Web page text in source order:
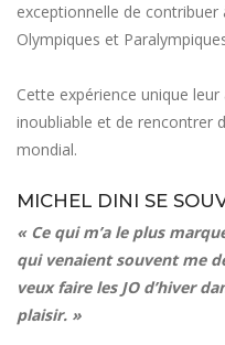
exceptionnelle de contribuer
Olympiques et
Cette expérience unique
inoubliable et de rencontrer
mondial.
MICHEL DINI SE
« Ce qui m’a le plus
qui venaient souvent me
veux faire les JO d’hiver
plaisir. »